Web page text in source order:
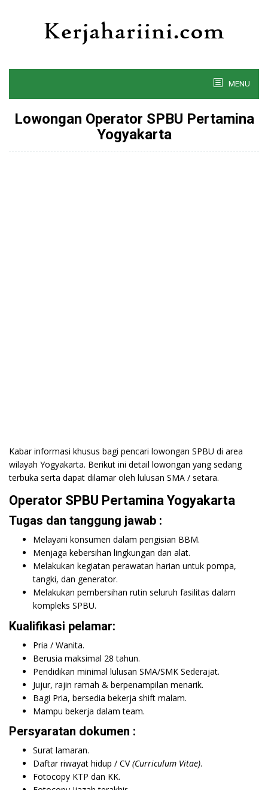
MENU
Lowongan Operator SPBU Pertamina
Yogyakarta
Kabar informasi khusus bagi pencari lowongan SPBU di area
wilayah Yogyakarta. Berikut ini detail lowongan yang sedang
terbuka serta dapat dilamar oleh lulusan SMA / setara.
Operator SPBU Pertamina Yogyakarta
Tugas dan tanggung jawab :
Melayani konsumen dalam pengisian BBM.
Menjaga kebersihan lingkungan dan alat.
Melakukan kegiatan perawatan harian untuk pompa,
tangki, dan generator.
Melakukan pembersihan rutin seluruh fasilitas dalam
kompleks SPBU.
Kualifikasi pelamar:
Pria / Wanita.
Berusia maksimal 28 tahun.
Pendidikan minimal lulusan SMA/SMK Sederajat.
Jujur, rajin ramah & berpenampilan menarik.
Bagi Pria, bersedia bekerja shift malam.
Mampu bekerja dalam team.
Persyaratan dokumen :
Surat lamaran.
Daftar riwayat hidup / CV(Curriculum Vitae).
Fotocopy KTP dan KK.